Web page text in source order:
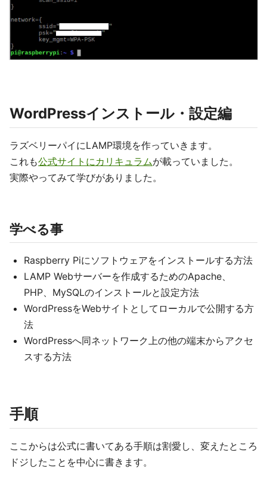
WordPressインストール・設定編
ラズベリーパイにLAMP環境を作っていきます。
これも公式サイトにカリキュラムが載っていました。
実際やってみて学びがありました。
学べる事
Raspberry Piにソフトウェアをインストールする方法
LAMP Webサーバーを作成するためのApache、
PHP、MySQLのインストールと設定方法
WordPressをWebサイトとしてローカルで公開する方
法
WordPressへ同ネットワーク上の他の端末からアクセ
スする方法
手順
ここからは公式に書いてある手順は割愛し、変えたところ
ドジしたことを中心に書きます。